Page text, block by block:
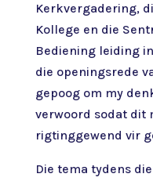
Kerkvergadering,
Kollege en die
Bediening leiding
die openingsrede
gepoog om my
verwoord sodat dit
rigtinggewend vir
Die tema tydens